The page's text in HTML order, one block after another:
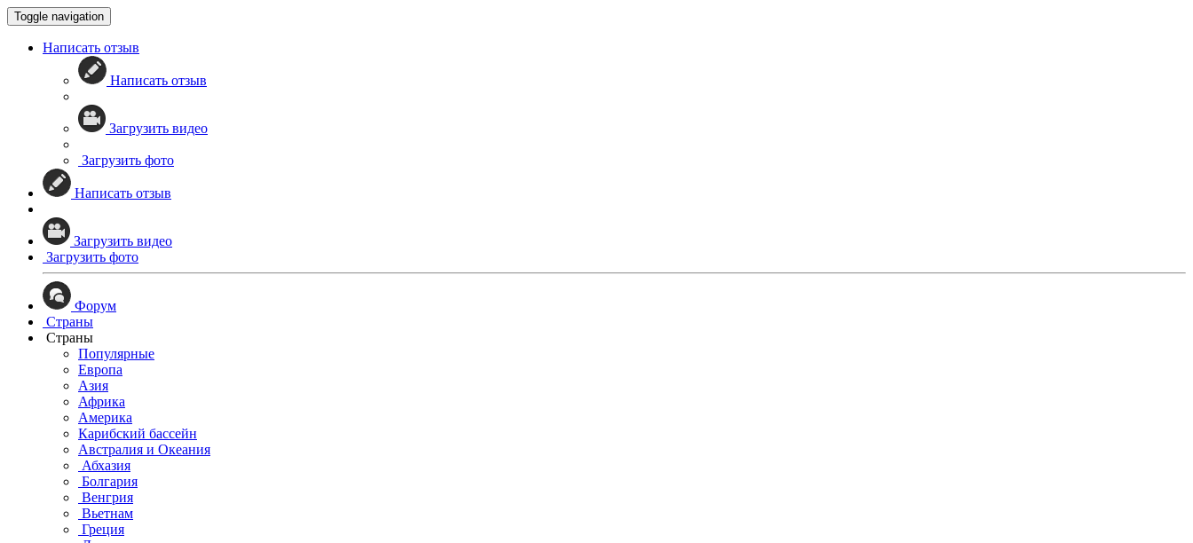
Toggle navigation
Написать отзыв
Написать отзыв
Загрузить видео
Загрузить фото
Написать отзыв
Загрузить видео
Загрузить фото
Форум
Страны
Страны
Популярные
Европа
Азия
Африка
Америка
Карибский бассейн
Австралия и Океания
Абхазия
Болгария
Венгрия
Вьетнам
Греция